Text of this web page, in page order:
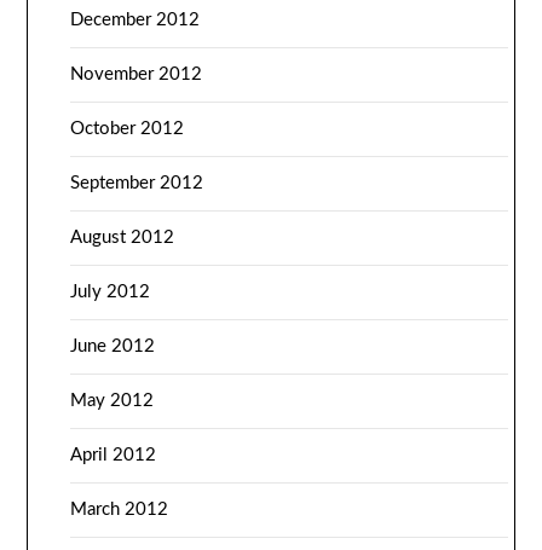
December 2012
November 2012
October 2012
September 2012
August 2012
July 2012
June 2012
May 2012
April 2012
March 2012